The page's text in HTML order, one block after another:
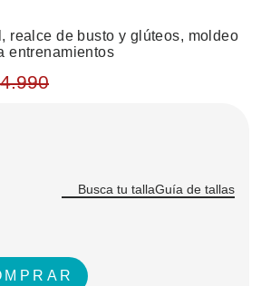
realce de busto y glúteos, moldeo
entrenamientos
.990
Guía de tallas